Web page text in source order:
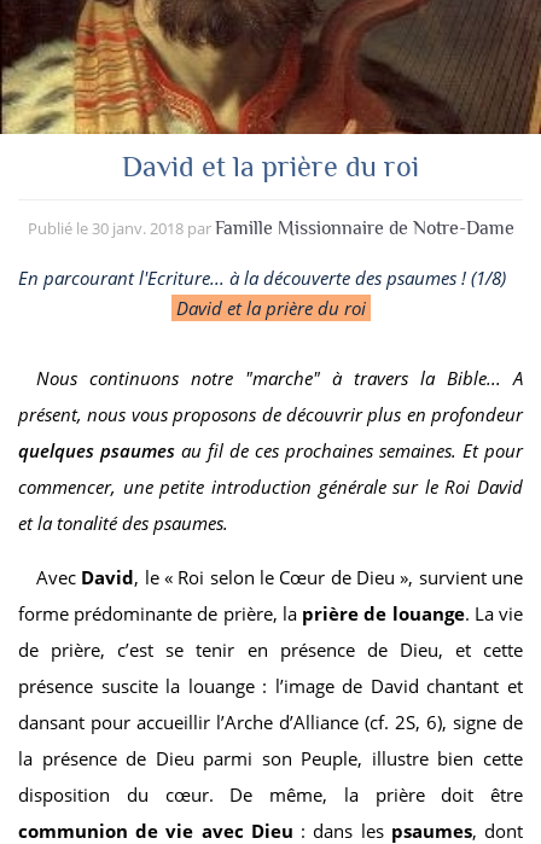
David et la prière du roi
Publié le 30 janv. 2018 parFamille Missionnaire de Notre-Dame
En parcourant l'Ecriture... à la découverte des psaumes ! (1/8)
David et la prière du roi
Nous continuons notre "marche" à travers la Bible... A
présent, nous vous proposons de découvrir plus en profondeur
quelques psaumes au fil de ces prochaines semaines. Et pour
commencer, une petite introduction générale sur le Roi David
et la tonalité des psaumes.
Avec David, le « Roi selon le Cœur de Dieu », survient une
forme prédominante de prière, la prière de louange. La vie
de prière, c’est se tenir en présence de Dieu, et cette
présence suscite la louange : l’image de David chantant et
dansant pour accueillir l’Arche d’Alliance (cf. 2S, 6), signe de
la présence de Dieu parmi son Peuple, illustre bien cette
disposition du cœur. De même, la prière doit être
communion de vie avec Dieu : dans lespsaumes, dont